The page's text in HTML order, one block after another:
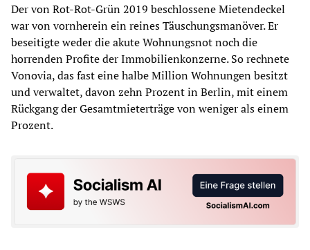
Der von Rot-Rot-Grün 2019 beschlossene Mietendeckel
war von vornherein ein reines Täuschungsmanöver. Er
beseitigte weder die akute Wohnungsnot noch die
horrenden Profite der Immobilienkonzerne. So rechnete
Vonovia, das fast eine halbe Million Wohnungen besitzt
und verwaltet, davon zehn Prozent in Berlin, mit einem
Rückgang der Gesamtmieterträge von weniger als einem
Prozent.